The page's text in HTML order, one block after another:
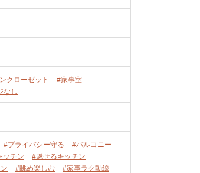
クローゼット
#家事室
なし
#プライバシー守る
#バルコニー
ッチン
#魅せるキッチン
#眺め楽しむ
#家事ラク動線